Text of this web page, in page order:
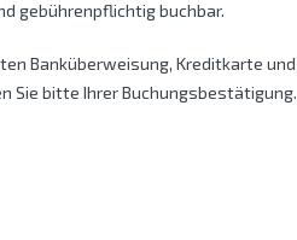
gebührenpflichtig buchbar.
Banküberweisung, Kreditkarte und
Sie bitte Ihrer Buchungsbestätigung.